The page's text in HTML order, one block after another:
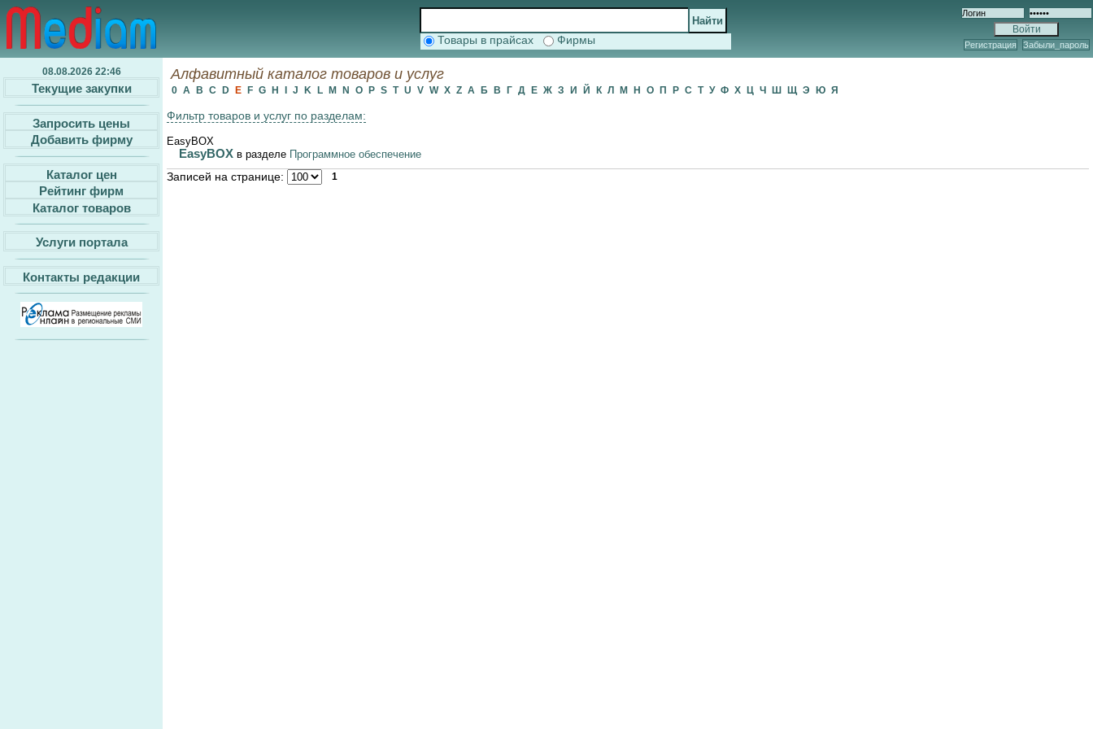
Товары в прайсах Фирмы Регистрация Забыли_пароль
08.08.2026 22:46
Текущие закупки
Запросить цены
Добавить фирму
Каталог цен
Рейтинг фирм
Каталог товаров
Услуги портала
Контакты редакции
Алфавитный каталог товаров и услуг
0 A B C D E F G H J K L M N O P S T U V W X Z А Б В Г Д Е Ж З И Й К Л М Н О П Р С Т У Ф Х Ц Ч Ш Щ Э Ю Я
Фильтр товаров и услуг по разделам:
EasyBOX
EasyBOX в разделе Программное обеспечение
Записей на странице: 1